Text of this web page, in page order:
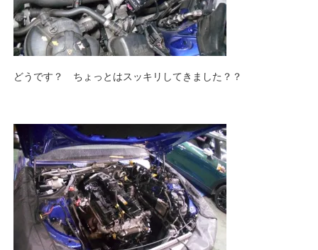
どうです？ ちょっとはスッキリしてきました？？